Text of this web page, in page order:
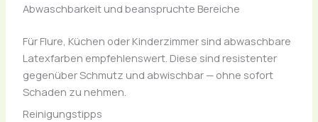
Abwaschbarkeit und beanspruchte Bereiche
Für Flure, Küchen oder Kinderzimmer sind abwaschbare
Latexfarben empfehlenswert. Diese sind resistenter
gegenüber Schmutz und abwischbar — ohne sofort
Schaden zu nehmen.
Reinigungstipps